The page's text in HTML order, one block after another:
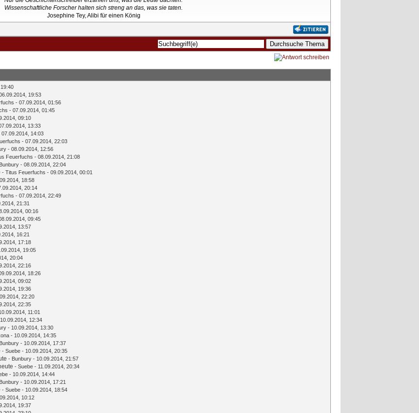
Wissenschaftliche Forscher halten sich streng an das, was sie taten.
Josephine Tey, Alibi für einen König
19:53
- 07.09.2014, 01:56
- 07.09.2014, 01:45
09:10
13:33
07.09.2014, 14:03
- 07.09.2014, 22:03
- 08.09.2014, 12:56
Feuerfuchs - 08.09.2014, 21:08
Bunbury - 08.09.2014, 22:04
- Titus Feuerfuchs - 09.09.2014, 00:01
18:58
20:14
- 07.09.2014, 22:49
21:31
00:16
09:45
13:57
16:21
17:18
19:05
20:04
22:16
18:26
09:02
19:36
22:20
22:35
11:01
12:34
- 10.09.2014, 13:30
- 10.09.2014, 14:35
Bunbury - 10.09.2014, 17:37
- Suebe - 10.09.2014, 20:35
- Bunbury - 10.09.2014, 21:57
- Suebe - 11.09.2014, 20:34
- 10.09.2014, 14:44
Bunbury - 10.09.2014, 17:21
- Suebe - 10.09.2014, 18:54
10:12
19:37